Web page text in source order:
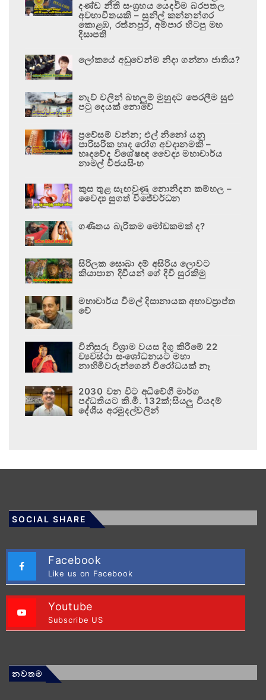
දණ්ඩ නීති සංග්‍රහය යෙදවීම බරපතල
අවභාවිතයකි – සුනිල් කන්නන්ගර
කොළඹ, රත්නපුර, අම්පාර හිටපු මහ
දිසාපති
ලෝකයේ අඩුවෙන්ම නිදා ගන්නා ජාතිය?
නැව් වලින් බහලුම් මුහුදට පෙරලීම සුළු
පටු දෙයක් නොවේ
ප්‍රවේසම් වන්න; එල් නිනෝ යනු
පාරිසරික හෘද රෝග අවදානමකි –
හෘදවේද විශේෂඥ වෛද්‍ය මහාචාර්ය
නාමල් විජයසිංහ
කුස තුළ සැඟවුණු නොනිදන කම්හල –
වෛද්‍ය සුගත් විජේවර්ධන
ගණිතය බැරිකම මෝඩකමක් ද?
සිරිලක සොබා දම් අසිරිය ලොවට
කියාපාන දිවියන් ගේ දිවි සුරකිමු
මහාචාර්ය විමල් දිසානායක අභාවප්‍රාප්ත
වේ
විනිසුරු විශ්‍රාම වයස දිගු කිරීමේ 22
ව්‍යවස්ථා සංශෝධනයට මහා
නාහිමිවරුන්ගෙන් විරෝධයක් නෑ
2030 වන විට අධිවේගී මාර්ග
පද්ධතියට කි.මී. 132ක්;සියලු වියදම්
දේශීය අරමුදල්වලින්
SOCIAL SHARE
Facebook
Like us on Facebook
Youtube
Subscribe US
නවතම